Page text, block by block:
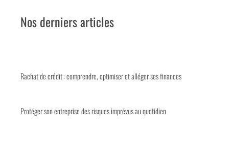
Nos derniers articles
Rachat de crédit : comprendre, optimiser et alléger ses finances
Protéger son entreprise des risques imprévus au quotidien